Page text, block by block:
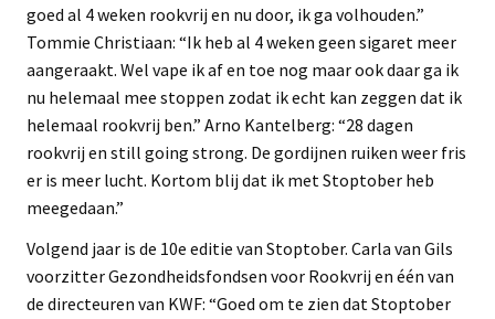
goed al 4 weken rookvrij en nu door, ik ga volhouden.”
Tommie Christiaan: “Ik heb al 4 weken geen sigaret meer
aangeraakt. Wel vape ik af en toe nog maar ook daar ga ik
nu helemaal mee stoppen zodat ik echt kan zeggen dat ik
helemaal rookvrij ben.” Arno Kantelberg: “28 dagen
rookvrij en still going strong. De gordijnen ruiken weer fris
er is meer lucht. Kortom blij dat ik met Stoptober heb
meegedaan.”
Volgend jaar is de 10e editie van Stoptober. Carla van Gils
voorzitter Gezondheidsfondsen voor Rookvrij en één van
de directeuren van KWF: “Goed om te zien dat Stoptober